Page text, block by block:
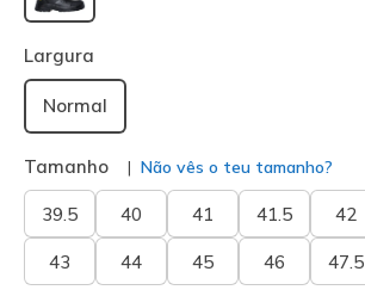
selecionado
Largura
Normal
Tamanho Não vês o teu tamanho?
39.5 40 41 41.5 42
43 44 45 46 47.5